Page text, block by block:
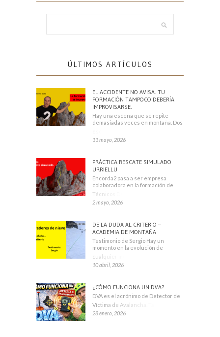
ÚLTIMOS ARTÍCULOS
EL ACCIDENTE NO AVISA. TU
FORMACIÓN TAMPOCO DEBERÍA
IMPROVISARSE.
Hay una escena que se repite
demasiadas veces en montaña. Dos
11 mayo, 2026
PRÁCTICA RESCATE SIMULADO
URRIELLU
Encorda2 pasa a ser empresa
colaboradora en la formación de
Técnicos Deportivos
2 mayo, 2026
DE LA DUDA AL CRITERIO –
ACADEMIA DE MONTAÑA
Testimonio de Sergio Hay un
momento en la evolución de
cualquier montañero
10 abril, 2026
¿CÓMO FUNCIONA UN DVA?
DVA es el acrónimo de Detector de
Víctima de Avalancha. También se
28 enero, 2026